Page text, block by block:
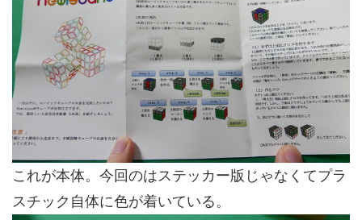
これが本体。今回のはステッカー版じゃなくてプラ
スチック自体に色が着いている。